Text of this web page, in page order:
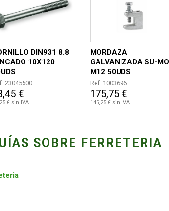
DIN931 8.8
10X120
23045500
€
€ sin IVA
MORDAZA
GALVANIZADA SU-MO
M12 50UDS
Ref. 1003696
175,75 €
145,25 € sin IVA
SOBRE FERRETERIA